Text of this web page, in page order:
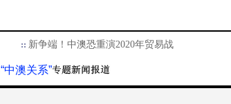
新争端！中澳恐重演2020年贸易战
“中澳关系”